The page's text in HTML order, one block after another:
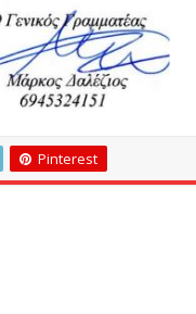
Pinterest